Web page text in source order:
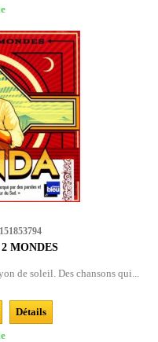
MONDES
de soleil. Des chansons qui...
Détails